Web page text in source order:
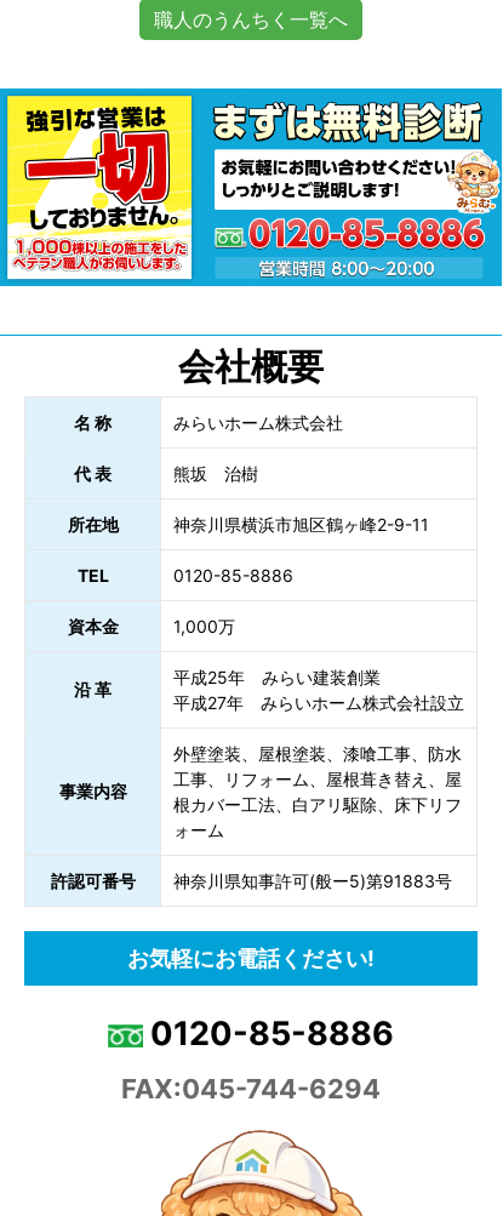
職人のうんちく一覧へ
会社概要
名 称 みらいホーム株式会社
代 表 熊坂 治樹
所在地 神奈川県横浜市旭区鶴ヶ峰2-9-11
TEL 0120-85-8886
資本金 1,000万
沿 革
平成25年 みらい建装創業
平成27年 みらいホーム株式会社設立
事業内容
外壁塗装、屋根塗装、漆喰工事、防水
工事、リフォーム、屋根葺き替え、屋
根カバー工法、白アリ駆除、床下リフ
ォーム
許認可番号 神奈川県知事許可(般ー5)第91883号
お気軽にお電話ください!
0120-85-8886
FAX:045-744-6294